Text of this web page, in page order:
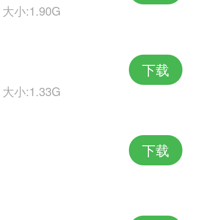
大小:1.90G
大小:1.33G
下载
下载